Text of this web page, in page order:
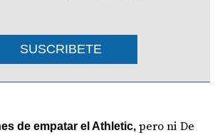
SUSCRIBETE
de empatar el Athletic, pero ni De